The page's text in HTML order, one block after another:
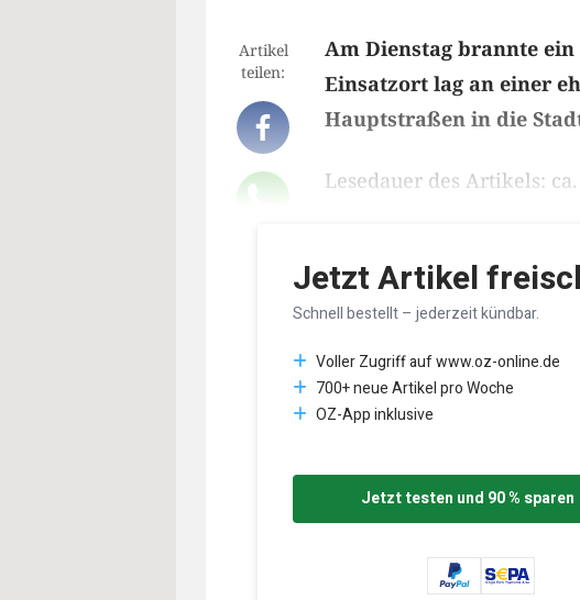
Artikel
teilen:
Am Dienstag brannte
Einsatzort lag an einer
Hauptstraßen in die
Lesedauer des Artikels:
Jetzt Artikel
Schnell bestellt – jederzeit kündbar.
Voller Zugriff auf www.oz-online.de
700+ neue Artikel pro Woche
OZ-App inklusive
Jetzt testen und 90 % sparen